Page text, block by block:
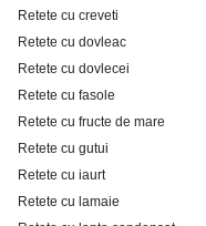
Retete cu creveti
Retete cu dovleac
Retete cu dovlecei
Retete cu fasole
Retete cu fructe de mare
Retete cu gutui
Retete cu iaurt
Retete cu lamaie